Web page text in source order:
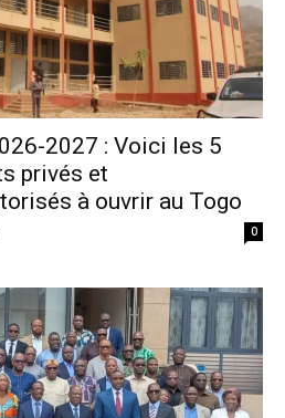
2027 : Voici les 5
privés et
à ouvrir au Togo
0